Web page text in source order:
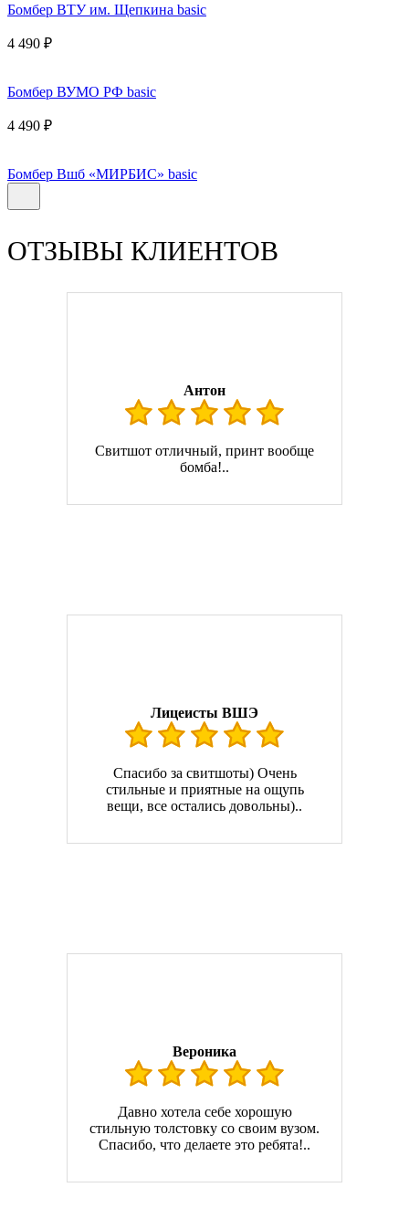
Бомбер ВТУ им. Щепкина basic
4 490 ₽
Бомбер ВУМО РФ basic
4 490 ₽
Бомбер Вшб «МИРБИС» basic
ОТЗЫВЫ КЛИЕНТОВ
Антон
Свитшот отличный, принт вообще
бомба!..
Лицеисты ВШЭ
Спасибо за свитшоты) Очень
стильные и приятные на ощупь
вещи, все остались довольны)..
Вероника
Давно хотела себе хорошую
стильную толстовку со своим вузом.
Спасибо, что делаете это ребята!..